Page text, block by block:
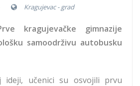
Kragujevac - grad
kragujevačke gimnazije
samoodrživu autobusku
ideji, učenici su osvojili prvu